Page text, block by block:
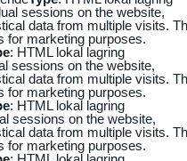
sessions on the website,
data from multiple visits.
for marketing purposes.
: HTML lokal lagring
sessions on the website,
data from multiple visits.
for marketing purposes.
: HTML lokal lagring
sessions on the website,
data from multiple visits.
for marketing purposes.